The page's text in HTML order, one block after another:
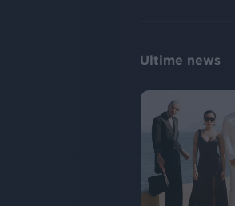
Ultime news